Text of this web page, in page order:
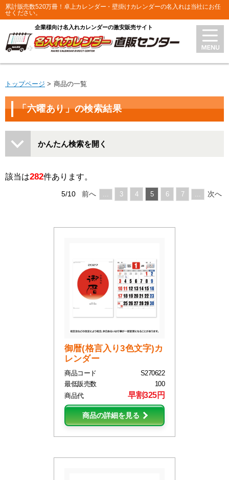
累計販売数520万冊！卓上カレンダー・壁掛けカレンダーの名入れは当社にお任
せください。
企業様向け名入れカレンダーの激安販売サイト
トップページ 商品の一覧
「六曜あり」の検索結果
かんたん検索を開く
該当は282件あります。
5/10 前へ ... 3 4 5 6 7 ... 次へ
御暦(格言入り3色文字)カ
レンダー
商品コード
S270622
最低販売数
100
商品代
早割325円
商品の詳細を見る